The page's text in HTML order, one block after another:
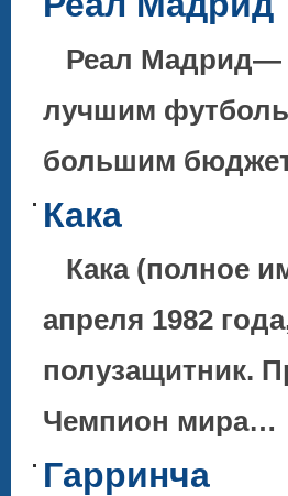
Реал Мадрид—
лучшим
большим
Кака
Кака (полное
апреля 1982
полузащитник.
Чемпион мира…
Гарринча